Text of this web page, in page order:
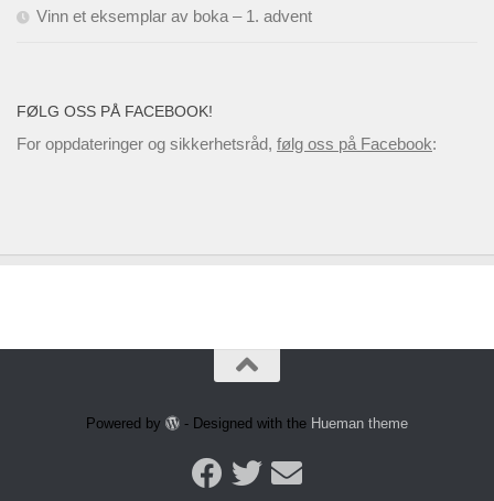
Vinn et eksemplar av boka – 1. advent
FØLG OSS PÅ FACEBOOK!
For oppdateringer og sikkerhetsråd, følg oss på Facebook:
Powered by - Designed with the Hueman theme